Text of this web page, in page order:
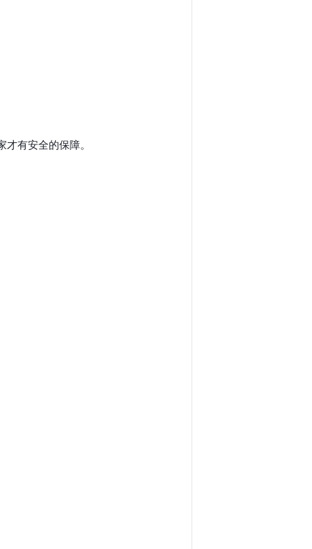
有安全的保障。